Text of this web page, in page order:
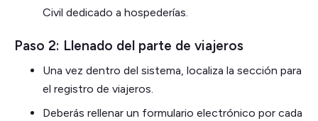
Civil dedicado a hospederías.
Paso 2: Llenado del parte de viajeros
Una vez dentro del sistema, localiza la sección para
el registro de viajeros.
Deberás rellenar un formulario electrónico por cada